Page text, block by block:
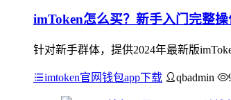
imToken怎么买？新手入门完整操
针对新手群体，提供2024年最新版
imtoken官网钱包app下载 qbadmin